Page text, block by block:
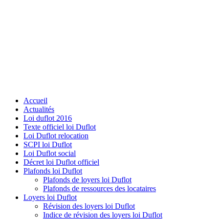
Accueil
Actualités
Loi duflot 2016
Texte officiel loi Duflot
Loi Duflot relocation
SCPI loi Duflot
Loi Duflot social
Décret loi Duflot officiel
Plafonds loi Duflot
Plafonds de loyers loi Duflot
Plafonds de ressources des locataires
Loyers loi Duflot
Révision des loyers loi Duflot
Indice de révision des loyers loi Duflot